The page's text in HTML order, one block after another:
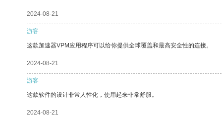
2024-08-21
游客
这款加速器VPM应用程序可以给你提供全球覆盖和最高安全性的连接。
2024-08-21
游客
这款软件的设计非常人性化，使用起来非常舒服。
2024-08-21